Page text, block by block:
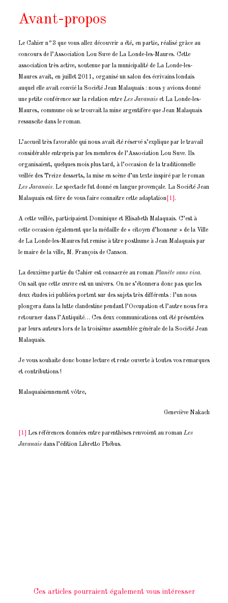
Avant-propos
Le Cahier n°3 que vous allez découvrir a été, en partie, réalisé grâce au
concours de l’Association Lou Suve de La Londe-les-Maures. Cette
association très active, soutenue par la municipalité de La Londe-les-
Maures avait, en juillet 2011, organisé un salon des écrivains londais
auquel elle avait convié la Société Jean Malaquais : nous y avions donné
une petite conférence sur la relation entre Les Javanais et La Londe-les-
Maures, commune où se trouvait la mine argentifère que Jean Malaquais
ressuscite dans le roman.
L’accueil très favorable qui nous avait été réservé s’explique par le travail
considérable entrepris par les membres de l’Association Lou Suve. Ils
organisaient, quelques mois plus tard, à l’occasion de la traditionnelle
veillée des Treize desserts, la mise en scène d’un texte inspiré par le roman
Les Javanais. Le spectacle fut donné en langue provençale. La Société Jean
Malaquais est fière de vous faire connaître cette adaptation [1] .
A cette veillée, participaient Dominique et Elisabeth Malaquais. C’est à
cette occasion également que la médaille de « citoyen d’honneur » de la Ville
de La Londe-les-Maures fut remise à titre posthume à Jean Malaquais par
le maire de la ville, M. François de Canson.
La deuxième partie du Cahier est consacrée au roman Planète sans visa.
On sait que cette œuvre est un univers. On ne s’étonnera donc pas que les
deux études ici publiées portent sur des sujets très différents : l’un nous
plongera dans la lutte clandestine pendant l’Occupation et l’autre nous fera
retourner dans l’Antiquité… Ces deux communications ont été présentées
par leurs auteurs lors de la troisième assemblée générale de la Société Jean
Malaquais.
Je vous souhaite donc bonne lecture et reste ouverte à toutes vos remarques
et contributions !
Malaquaisiennement vôtre,
Geneviève Nakach
[1] Les références données entre parenthèses renvoient au roman Les
Javanais dans l’édition Libretto Phébus.
Ces articles pourraient également vous intéresser